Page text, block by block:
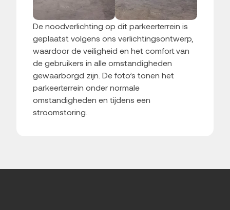
De noodverlichting op dit parkeerterrein is
geplaatst volgens ons verlichtingsontwerp,
waardoor de veiligheid en het comfort van
de gebruikers in alle omstandigheden
gewaarborgd zijn. De foto’s tonen het
parkeerterrein onder normale
omstandigheden en tijdens een
stroomstoring.